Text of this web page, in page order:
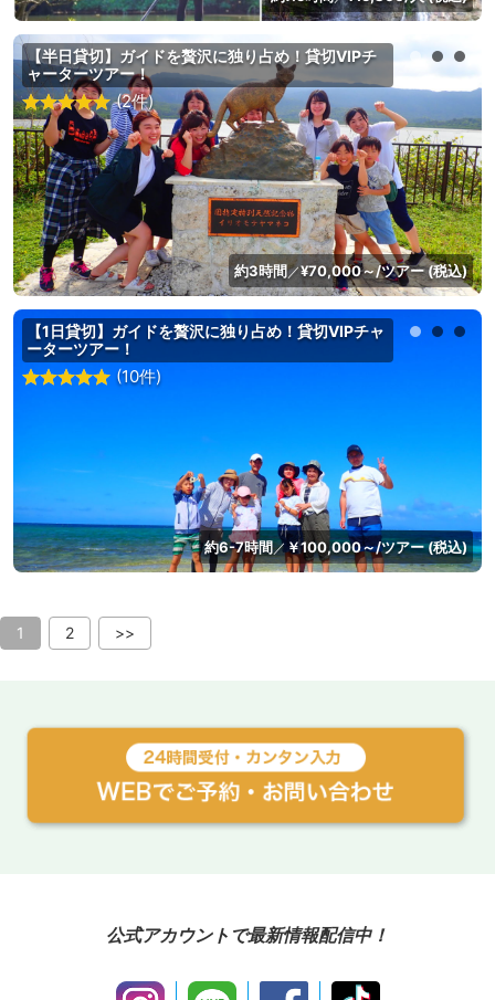
【半日貸切】ガイドを贅沢に独り占め！貸切VIPチ
ャーターツアー！
(2件)
約3時間／¥70,000～/ツアー (税込)
【1日貸切】ガイドを贅沢に独り占め！貸切VIPチャ
ーターツアー！
(10件)
約6-7時間／￥100,000～/ツアー (税込)
1 2 >>
公式アカウントで最新情報配信中！